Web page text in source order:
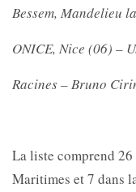
Bessem, Mandelieu
ONICE, Nice (06) –
Racines – Bruno
La liste comprend
Maritimes et 7 dans